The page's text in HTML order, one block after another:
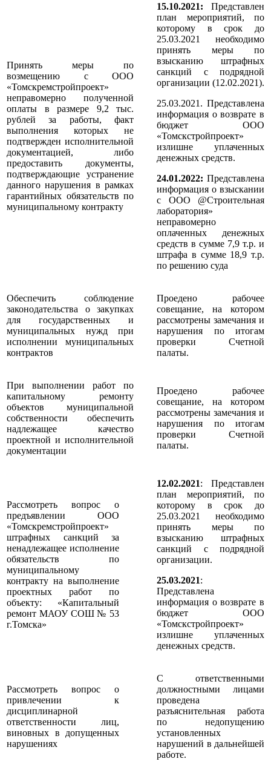
Принять меры по
возмещению с ООО
«Томскремстройпроект»
неправомерно полученной
оплаты в размере 9,2 тыс.
рублей за работы, факт
выполнения которых не
подтвержден исполнительной
документацией, либо
предоставить документы,
подтверждающие устранение
данного нарушения в рамках
гарантийных обязательств по
муниципальному контракту
15.10.2021: Представлен
план мероприятий, по
которому в срок до
25.03.2021 необходимо
принять меры по
взысканию штрафных
санкций с подрядной
организации (12.02.2021).
25.03.2021. Представлена
информация о возврате в
бюджет ООО
«Томскстройпроект»
излишне уплаченных
денежных средств.
24.01.2022: Представлена
информация о взыскании
с ООО @Строительная
лаборатория»
неправомерно
оплаченных денежных
средств в сумме 7,9 т.р. и
штрафа в сумме 18,9 т.р.
по решению суда
Обеспечить соблюдение
законодательства о закупках
для государственных и
муниципальных нужд при
исполнении муниципальных
контрактов
Проедено рабочее
совещание, на котором
рассмотрены замечания и
нарушения по итогам
проверки Счетной
палаты.
При выполнении работ по
капитальному ремонту
объектов муниципальной
собственности обеспечить
надлежащее качество
проектной и исполнительной
документации
Проедено рабочее
совещание, на котором
рассмотрены замечания и
нарушения по итогам
проверки Счетной
палаты.
Рассмотреть вопрос о
предъявлении ООО
«Томскремстройпроект»
штрафных санкций за
ненадлежащее исполнение
обязательств по
муниципальному
контракту на выполнение
проектных работ по
объекту: «Капитальный
ремонт МАОУ СОШ № 53
г.Томска»
12.02.2021: Представлен
план мероприятий, по
которому в срок до
25.03.2021 необходимо
принять меры по
взысканию штрафных
санкций с подрядной
организации.
25.03.2021:
Представлена
информация о возврате в
бюджет ООО
«Томскстройпроект»
излишне уплаченных
денежных средств.
Рассмотреть вопрос о
привлечении к
дисциплинарной
ответственности лиц,
виновных в допущенных
нарушениях
С ответственными
должностными лицами
проведена
разъяснительная работа
по недопущению
установленных
нарушений в дальнейшей
работе.